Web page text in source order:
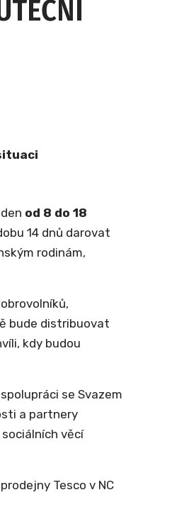
od 8 do 18
14 dnů darovat
rodinám,
bude distribuovat
kdy budou
se Svazem
a partnery
věcí
Tesco v NC